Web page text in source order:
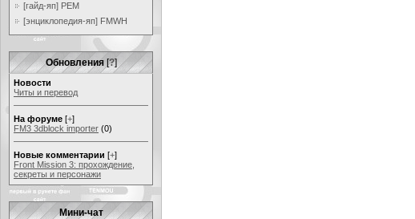
[гайд-яп] PEM
[энциклопедия-яп] FMWH
Обновления [?]
Новости
Читы и перевод
На форуме [+]
FM3 3dblock importer (0)
Новые комментарии [+]
Front Mission 3: прохождение,
секреты и персонажи
Мини-чат